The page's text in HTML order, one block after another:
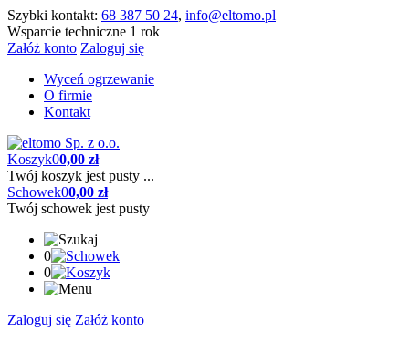
Szybki kontakt: 68 387 50 24, info@eltomo.pl
Wsparcie techniczne 1 rok
Załóż konto Zaloguj się
Wyceń ogrzewanie
O firmie
Kontakt
Koszyk00,00 zł
Twój koszyk jest pusty ...
Schowek00,00 zł
Twój schowek jest pusty
0
0
Zaloguj się Załóż konto